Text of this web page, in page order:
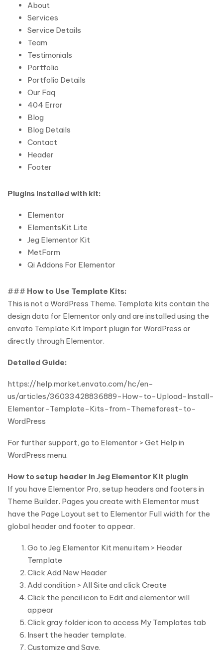
About
Services
Service Details
Team
Testimonials
Portfolio
Portfolio Details
Our Faq
404 Error
Blog
Blog Details
Contact
Header
Footer
Plugins installed with kit:
Elementor
ElementsKit Lite
Jeg Elementor Kit
MetForm
Qi Addons For Elementor
### How to Use Template Kits:
This is not a WordPress Theme. Template kits contain the
design data for Elementor only and are installed using the
envato Template Kit Import plugin for WordPress or
directly through Elementor.
Detailed Guide:
https://help.market.envato.com/hc/en-
us/articles/36033428836889-How-to-Upload-Install-
Elementor-Template-Kits-from-Themeforest-to-
WordPress
For further support, go to Elementor > Get Help in
WordPress menu.
How to setup header in Jeg Elementor Kit plugin
If you have Elementor Pro, setup headers and footers in
Theme Builder. Pages you create with Elementor must
have the Page Layout set to Elementor Full width for the
global header and footer to appear.
Go to Jeg Elementor Kit menu item > Header
Template
Click Add New Header
Add condition > All Site and click Create
Click the pencil icon to Edit and elementor will
appear
Click gray folder icon to access My Templates tab
Insert the header template.
Customize and Save.